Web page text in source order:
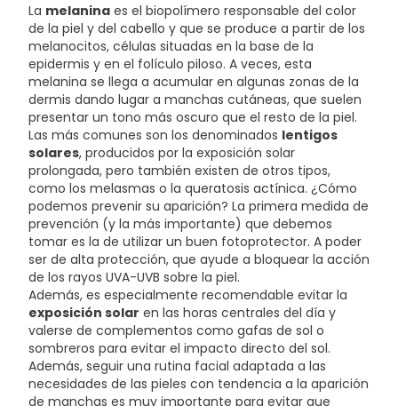
RICE PROTEIN, VITREOSCILLA FERMENT, TRISODIUM
ETHYLENEDIAMINE DISUCCINATE, XANTHAN GUM,
PENTYLENE GLYCOL.
La melanina es el biopolímero responsable del color
de la piel y del cabello y que se produce a partir de los
melanocitos, células situadas en la base de la
epidermis y en el folículo piloso. A veces, esta
melanina se llega a acumular en algunas zonas de la
dermis dando lugar a manchas cutáneas, que suelen
presentar un tono más oscuro que el resto de la piel.
Las más comunes son los denominados lentigos
solares, producidos por la exposición solar
prolongada, pero también existen de otros tipos,
como los melasmas o la queratosis actínica. ¿Cómo
podemos prevenir su aparición? La primera medida de
prevención (y la más importante) que debemos
tomar es la de utilizar un buen fotoprotector. A poder
ser de alta protección, que ayude a bloquear la acción
de los rayos UVA-UVB sobre la piel.
Además, es especialmente recomendable evitar la
exposición solar en las horas centrales del día y
valerse de complementos como gafas de sol o
sombreros para evitar el impacto directo del sol.
Además, seguir una rutina facial adaptada a las
necesidades de las pieles con tendencia a la aparición
de manchas es muy importante para evitar que